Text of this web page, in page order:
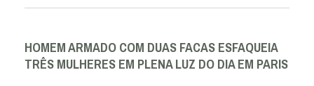
HOMEM ARMADO COM DUAS FACAS ESFAQUEIA
TRÊS MULHERES EM PLENA LUZ DO DIA EM PARIS